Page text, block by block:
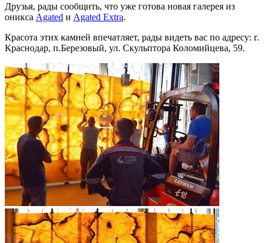
Друзья, рады сообщить, что уже готова новая галерея из
оникса Agated и Agated Extra.
Красота этих камней впечатляет, рады видеть вас по адресу: г.
Краснодар, п.Березовый, ул. Скульптора Коломийцева, 59.